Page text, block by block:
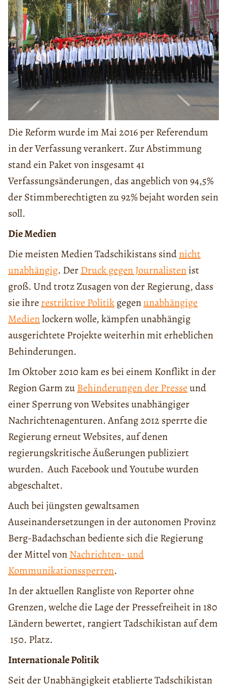
Die Reform wurde im Mai 2016 per Referendum
in der Verfassung verankert. Zur Abstimmung
stand ein Paket von insgesamt 41
Verfassungsänderungen, das angeblich von 94,5%
der Stimmberechtigten zu 92% bejaht worden sein
soll.
Die Medien
Die meisten Medien Tadschikistans sindnicht
unabhängig. DerDruck gegen Journalistenist
groß. Und trotz Zusagen von der Regierung, dass
sie ihre restriktive Politikgegenunabhängige
Medienlockern wolle, kämpfen unabhängig
ausgerichtete Projekte weiterhin mit erheblichen
Behinderungen.
Im Oktober 2010 kam es bei einem Konflikt in der
Region Garm zuBehinderungen der Presseund
einer Sperrung von Websites unabhängiger
Nachrichtenagenturen. Anfang 2012 sperrte die
Regierung erneut Websites, auf denen
regierungskritische Äußerungen publiziert
wurden. Auch Facebook und Youtube wurden
abgeschaltet.
Auch bei jüngsten gewaltsamen
Auseinandersetzungen in der autonomen Provinz
Berg-Badachschan bediente sich die Regierung
der Mittel vonNachrichten- und
Kommunikationssperren.
In der aktuellen Rangliste von Reporter ohne
Grenzen, welche die Lage der Pressefreiheit in 180
Ländern bewertet, rangiert Tadschikistan auf dem
150. Platz.
Internationale Politik
Seit der Unabhängigkeit etablierte Tadschikistan